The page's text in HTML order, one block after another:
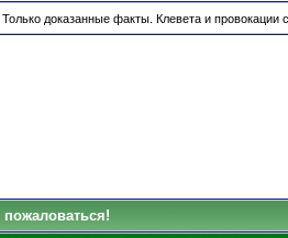
Только доказанные факты. Клевета и провокации